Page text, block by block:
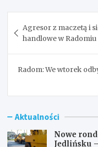
wpisu
Agresor z maczetą i
handlowe w Radomiu
Radom: We wtorek
Aktualności
Nowe
Jedlińsku